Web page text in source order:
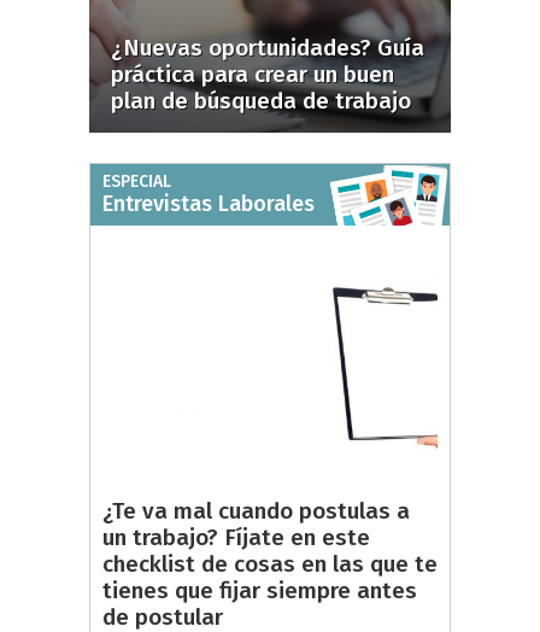
¿Nuevas oportunidades? Guía
práctica para crear un buen
plan de búsqueda de trabajo
ESPECIAL
Entrevistas Laborales
¿Te va mal cuando postulas a
un trabajo? Fíjate en este
checklist de cosas en las que te
tienes que fijar siempre antes
de postular